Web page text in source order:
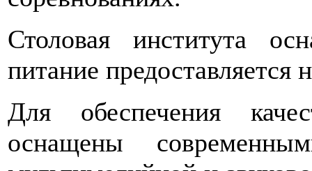
Столовая института
питание предоставляется
Для обеспечения
оснащены